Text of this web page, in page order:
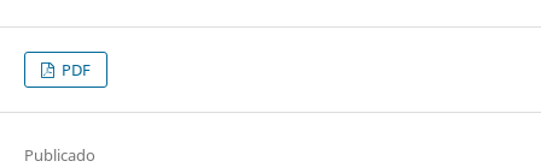
PDF
Publicado